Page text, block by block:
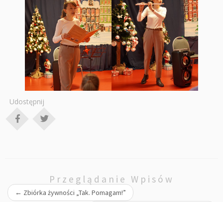
Udostępnij
Przeglądanie Wpisów
← Zbiórka żywności „Tak. Pomagam!”